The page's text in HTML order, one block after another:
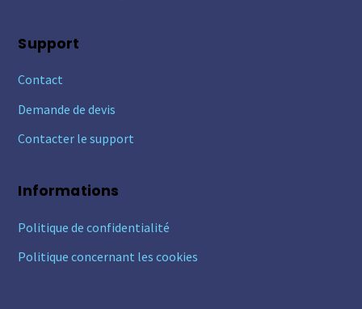
Support
Contact
Demande de devis
Contacter le support
Informations
Politique de confidentialité
Politique concernant les cookies